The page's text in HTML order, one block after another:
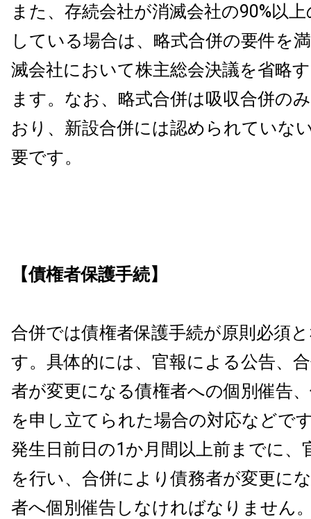
また、存続会社が消滅会社の90%以
している場合は、略式合併の要件を
滅会社において株主総会決議を省略
ます。なお、略式合併は吸収合併の
おり、新設合併には認められていな
要です。
【債権者保護手続】
合併では債権者保護手続が原則必須
す。具体的には、官報による公告、
者が変更になる債権者への個別催告
を申し立てられた場合の対応などで
発生日前日の1か月間以上前までに、
を行い、合併により債務者が変更に
者へ個別催告しなければなりません